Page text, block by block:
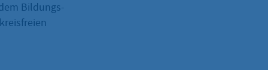
Bildungs-